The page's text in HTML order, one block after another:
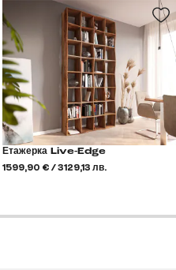
Етажерка Live-Edge
1599,90 € / 3129,13 лв.